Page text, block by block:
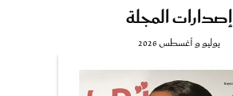
إصدارات المجلة
يوليو و أغسطس 2026